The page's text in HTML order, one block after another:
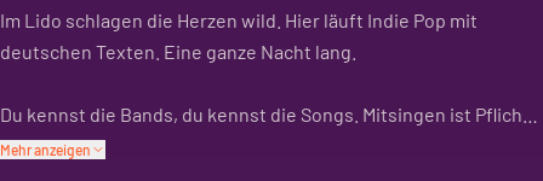
Im Lido schlagen die Herzen wild. Hier läuft Indie Pop mit
deutschen Texten. Eine ganze Nacht lang.
Du kennst die Bands, du kennst die Songs. Mitsingen ist Pflicht,
Tanzen auch. Das ist kein Konzert, das ist eine Party.
Mehr anzeigen